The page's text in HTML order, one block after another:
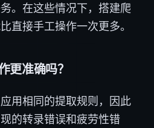
。在这些情况下，搭建爬
直接手工操作一次更多。
更准确吗？
用相同的提取规则，因此
的转录错误和疲劳性错